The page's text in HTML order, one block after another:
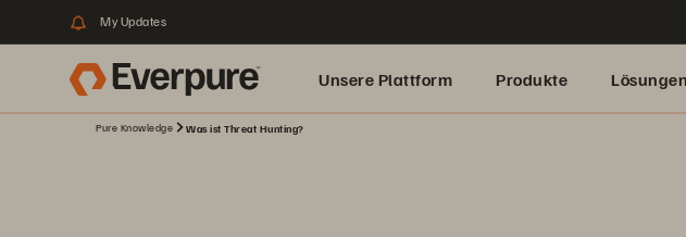
My Updates
Unsere Plattform Produkte Lösungen
Pure Knowledge Was ist Threat Hunting?